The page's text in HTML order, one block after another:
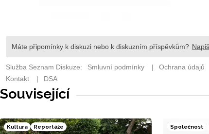
Související
Kultura Reportáže Společnost